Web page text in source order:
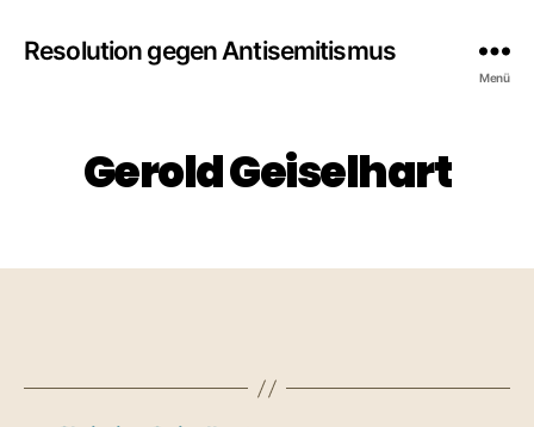
Resolution gegen Antisemitismus
Menü
Gerold Geiselhart